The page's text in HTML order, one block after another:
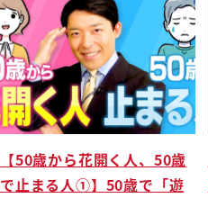
【50歳から花開く人、50歳
で止まる人①】50歳で「遊